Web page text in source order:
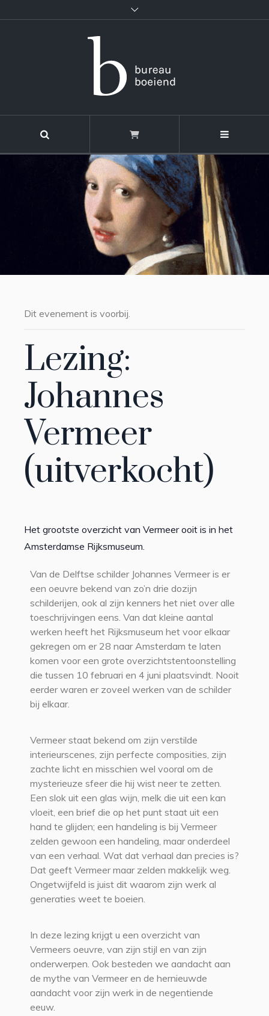
Dit evenement is voorbij.
Lezing:
Johannes
Vermeer
(uitverkocht)
Het grootste overzicht van Vermeer ooit is in het
Amsterdamse Rijksmuseum.
Van de Delftse schilder Johannes Vermeer is er
een oeuvre bekend van zo’n drie dozijn
schilderijen, ook al zijn kenners het niet over alle
toeschrijvingen eens. Van dat kleine aantal
werken heeft het Rijksmuseum het voor elkaar
gekregen om er 28 naar Amsterdam te laten
komen voor een grote overzichtstentoonstelling
die tussen 10 februari en 4 juni plaatsvindt. Nooit
eerder waren er zoveel werken van de schilder
bij elkaar.
Vermeer staat bekend om zijn verstilde
interieurscenes, zijn perfecte composities, zijn
zachte licht en misschien wel vooral om de
mysterieuze sfeer die hij wist neer te zetten.
Een slok uit een glas wijn, melk die uit een kan
vloeit, een brief die op het punt staat uit een
hand te glijden; een handeling is bij Vermeer
zelden gewoon een handeling, maar onderdeel
van een verhaal. Wat dat verhaal dan precies is?
Dat geeft Vermeer maar zelden makkelijk weg.
Ongetwijfeld is juist dit waarom zijn werk al
generaties weet te boeien.
In deze lezing krijgt u een overzicht van
Vermeers oeuvre, van zijn stijl en van zijn
onderwerpen. Ook besteden we aandacht aan
de mythe van Vermeer en de hernieuwde
aandacht voor zijn werk in de negentiende
eeuw.